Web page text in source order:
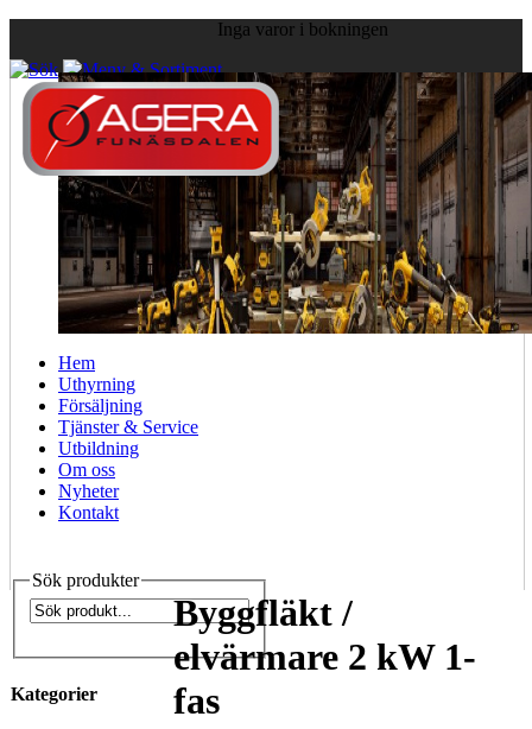
Inga varor i bokningen
Visa priser: exkl. moms. inkl. moms.
Hem
Uthyrning
Försäljning
Tjänster & Service
Utbildning
Om oss
Nyheter
Kontakt
Sök produkter
Kategorier
Byggfläkt /
elvärmare 2 kW 1-
fas